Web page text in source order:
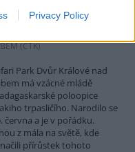
Privacy Policy
má vzácné mládě
(ČTK)
Park Dvůr Králové nad
má vzácné mládě
poloopice
trpasličího. Narodilo se
června a je v pořádku.
z mála na světě, kde
přírůstek tohoto